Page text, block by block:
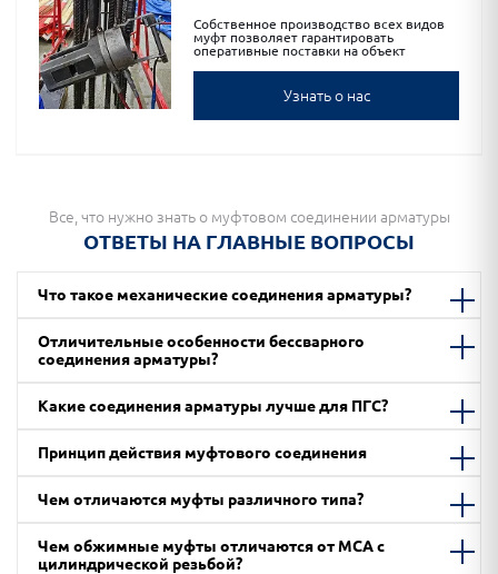
Собственное производство всех видов
муфт позволяет гарантировать
оперативные поставки на объект
Узнать о нас
Все, что нужно знать о муфтовом соединении арматуры
ОТВЕТЫ НА ГЛАВНЫЕ ВОПРОСЫ
Что такое механические соединения арматуры?
Отличительные особенности бессварного
соединения арматуры?
Какие соединения арматуры лучше для ПГС?
Принцип действия муфтового соединения
Чем отличаются муфты различного типа?
Чем обжимные муфты отличаются от МСА с
цилиндрической резьбой?